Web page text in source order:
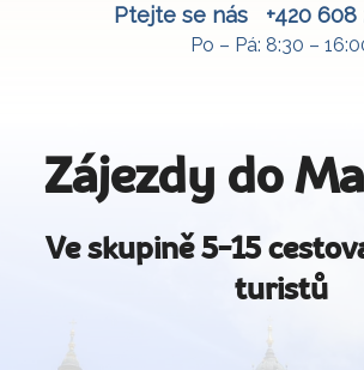
Ptejte se nás +420 608
Po – Pá: 8:30 –
Zájezdy do
Ve skupině 5-15
turistů